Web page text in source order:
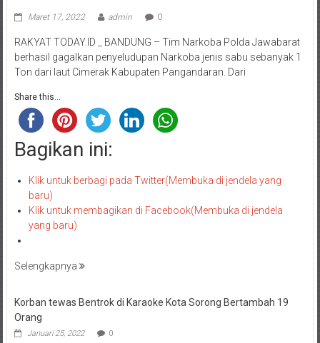
Maret 17, 2022 admin 0
RAKYAT TODAY.ID _ BANDUNG – Tim Narkoba Polda Jawabarat
berhasil gagalkan penyeludupan Narkoba jenis sabu sebanyak 1
Ton dari laut Cimerak Kabupaten Pangandaran. Dari
Share this...
Bagikan ini:
Klik untuk berbagi pada Twitter(Membuka di jendela yang
baru)
Klik untuk membagikan di Facebook(Membuka di jendela
yang baru)
Selengkapnya
Korban tewas Bentrok di Karaoke Kota Sorong Bertambah 19
Orang
Januari 25, 2022 0